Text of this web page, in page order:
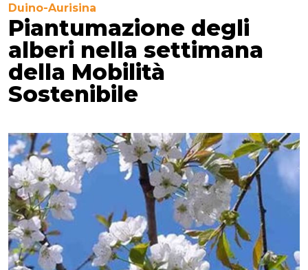
Duino-Aurisina
Piantumazione degli
alberi nella settimana
della Mobilità
Sostenibile